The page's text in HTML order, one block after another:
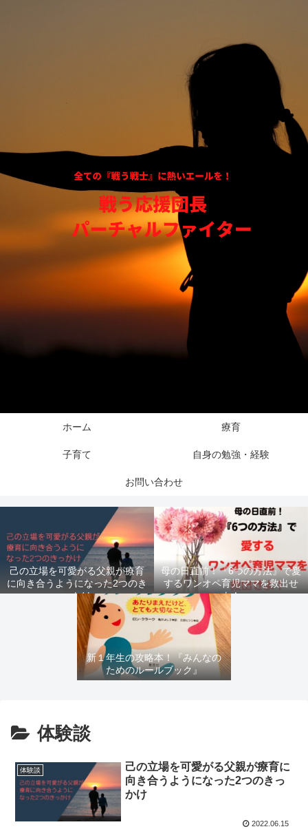
ホーム 療育
子育て 自身の勉強・経験
お問い合わせ
己の立場を可愛がる父親が療育
に向き合うようになった2つのき
っかけ
母の日直前！『6つの方法』で愛
するワンオペ育児ママを救出せ
よ！
新１年生の攻略本！『みんなの
ためのルールブック』
体験談
体験談
己の立場を可愛がる父親が療育に
向き合うようになった2つのきっ
かけ
2022.06.15